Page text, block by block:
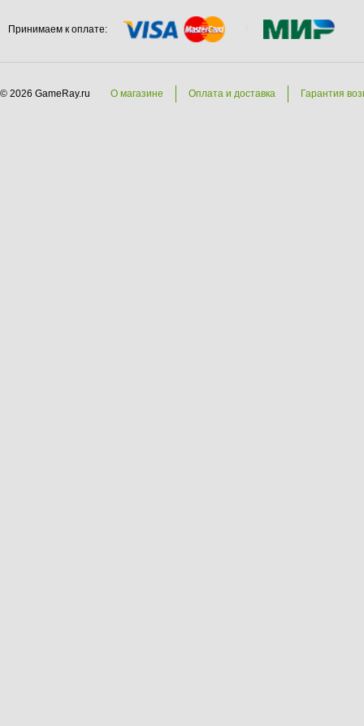
Принимаем к оплате:
© 2026 GameRay.ru О магазине Оплата и доставка Гарантия